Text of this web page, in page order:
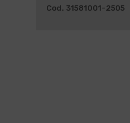
Cod. 31581001-2505